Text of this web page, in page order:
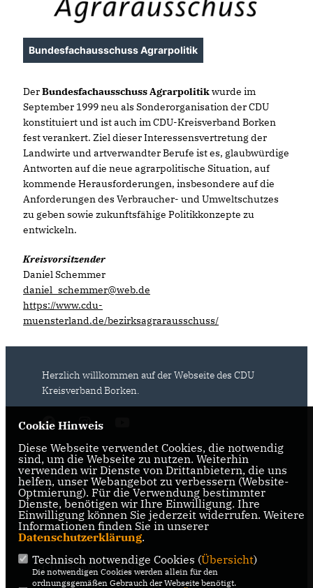
Bundesfachausschuss Agrarpolitik
DerBundesfachausschuss Agrarpolitikwurde im
September 1999 neu als Sonderorganisation der CDU
konstituiert und ist auch im CDU-Kreisverband Borken
fest verankert. Ziel dieser Interessensvertretung der
Landwirte und artverwandter Berufe ist es, glaubwürdige
Antworten auf die neue agrarpolitische Situation, auf
kommende Herausforderungen, insbesondere auf die
Anforderungen des Verbraucher- und Umweltschutzes
zu geben sowie zukunftsfähige Politikkonzepte zu
entwickeln.
Kreisvorsitzender
Daniel Schemmer
daniel_schemmer@web.de
https://www.cdu-
muensterland.de/bezirksagrarausschuss/
Herzlich willkommen auf der Webseite des CDU
Kreisverband Borken.
IMPRESSUM DATENSCHUTZ KONTAKT
CDU Deutschlands
CDU NRW
CDU Fraktion NRW
Cookie Hinweis
Diese Webseite verwendet Cookies, die notwendig
sind, um die Webseite zu nutzen. Weiterhin
verwenden wir Dienste von Drittanbietern, die uns
helfen, unser Webangebot zu verbessern (Website-
Optmierung). Für die Verwendung bestimmter
Dienste, benötigen wir Ihre Einwilligung. Ihre
Einwilligung können Sie jederzeit widerrufen. Weitere
Informationen finden Sie in unserer
Datenschutzerklärung.
Technisch notwendige Cookies (Übersicht)
Die notwendigen Cookies werden allein für den
ordnungsgemäßen Gebrauch der Webseite benötigt.